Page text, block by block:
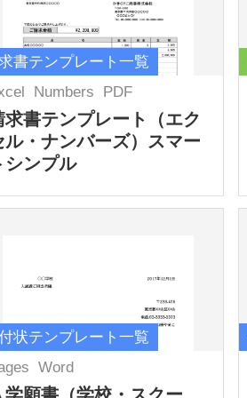
書テンプレート一覧
Numbers PDF
求書テンプレート（エク
ル・ナンバーズ）スマー
シンプル
状テンプレート一覧
Word
学願書（学校・スクー